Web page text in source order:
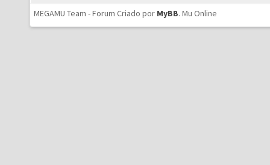
MEGAMU Team - Forum Criado por MyBB. Mu Online